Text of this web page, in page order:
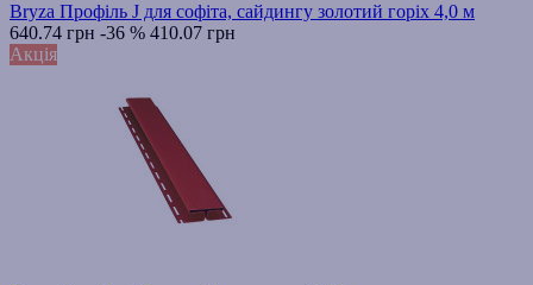
Bryza Профіль J для софіта, сайдингу золотий горіх 4,0 м
640.74 грн -36 % 410.07 грн
Акція